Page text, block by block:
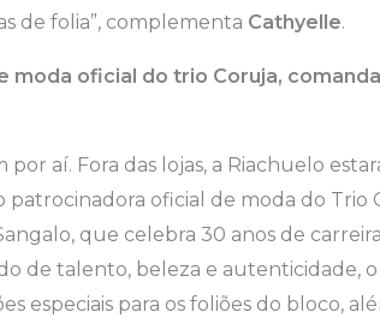
de folia”, complementa Cathyelle.
moda oficial do trio Coruja,
por aí. Fora das lojas, a Riachuelo
oficial de moda do Trio
que celebra 30 anos de
de talento, beleza e autenticidade,
especiais para os foliões do bloco,